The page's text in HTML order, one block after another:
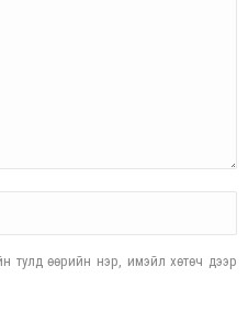
тулд өөрийн нэр, имэйл хөтөч дээр